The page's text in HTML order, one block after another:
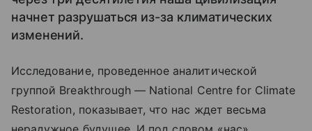
начнет разрушаться из-за климатических
изменений.
Исследование, проведенное аналитической
группой Breakthrough — National Centre for Climate
Restoration, показывает, что нас ждет весьма